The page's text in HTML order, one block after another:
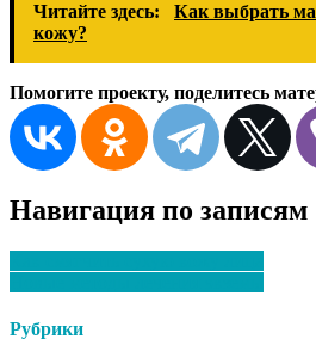
Читайте здесь:
Как выбрать
кожу?
Помогите проекту, поделитесь
Навигация по записям
Рубрики